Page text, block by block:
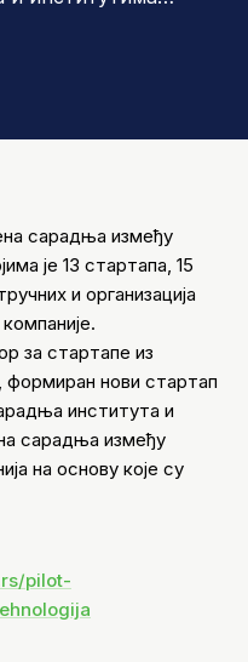
сарадња између
је 13 стартапа, 15
и организација
за стартапе из
формиран нови стартап
института и
сарадња између
на основу које су
pilot-